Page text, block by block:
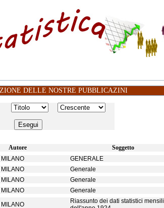
DELLE NOSTRE PUBBLICAZINI
Autore Soggetto
GENERALE
Generale
Generale
Generale
Riassunto dei dati statistici mensili